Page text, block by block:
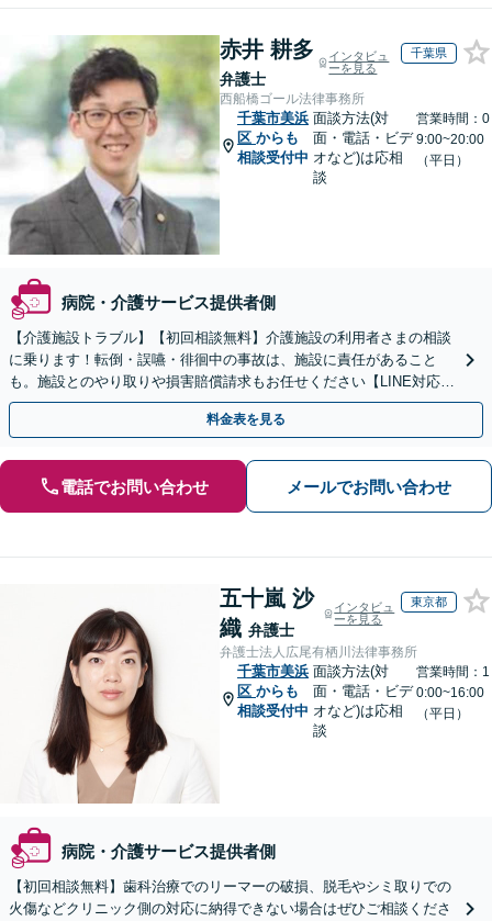
赤井 耕多
弁護士
インタビュ
ーを見る
千葉県
西船橋ゴール法律事務所
千葉市美浜
区 からも
相談受付中
面談方法(対
面・電話・ビデ
オなど)は応相
談
営業時間：0
9:00~20:00
（平日）
病院・介護サービス提供者側
【介護施設トラブル】【初回相談無料】介護施設の利用者さまの相談
に乗ります！転倒・誤嚥・徘徊中の事故は、施設に責任があること
も。施設とのやり取りや損害賠償請求もお任せください【LINE対応
可】【夜間・休日面談可】【関東エリア対応】
料金表を見る
電話でお問い合わせ メールでお問い合わせ
五十嵐 沙
織 弁護士
インタビュ
ーを見る
東京都
弁護士法人広尾有栖川法律事務所
千葉市美浜
区 からも
相談受付中
面談方法(対
面・電話・ビデ
オなど)は応相
談
営業時間：1
0:00~16:00
（平日）
病院・介護サービス提供者側
【初回相談無料】歯科治療でのリーマーの破損、脱毛やシミ取りでの
火傷などクリニック側の対応に納得できない場合はぜひご相談くださ